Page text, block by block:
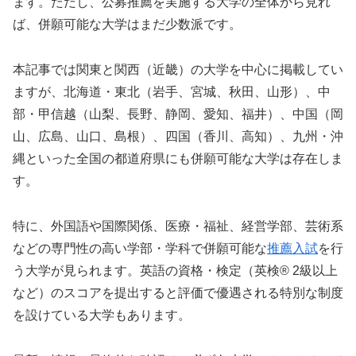
ば、併願可能な大学はまだ少数派です。
本記事では関東と関西（近畿）の大学を中心に掲載してい
ますが、北海道・東北（岩手、宮城、秋田、山形）、中
部・甲信越（山梨、長野、静岡、愛知、福井）、中国（岡
山、広島、山口、島根）、四国（香川、高知）、九州・沖
縄といった全国の都道府県にも併願可能な大学は存在しま
す。
特に、外国語や国際関係、医療・福祉、経営学部、芸術系
などの専門性の高い学部・学科で併願可能な推薦入試を行
う大学が見られます。英語の資格・検定（英検®︎ 2級以上
など）のスコアを提出すると評価で優遇される特別な制度
を設けている大学もあります。